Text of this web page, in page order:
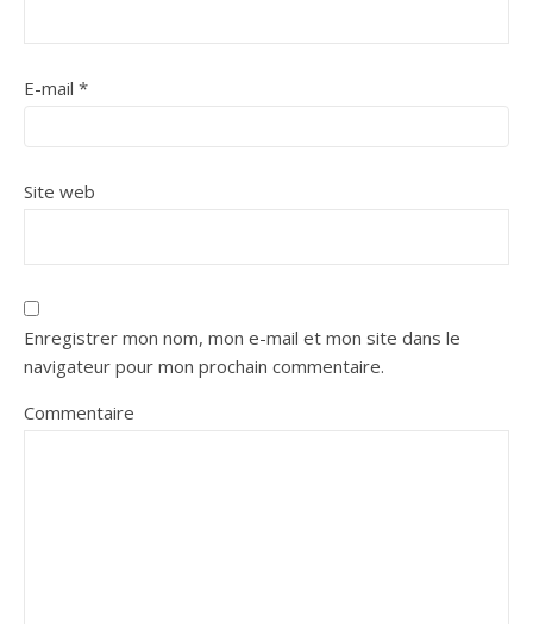
E-mail *
Site web
Enregistrer mon nom, mon e-mail et mon site dans le
navigateur pour mon prochain commentaire.
Commentaire